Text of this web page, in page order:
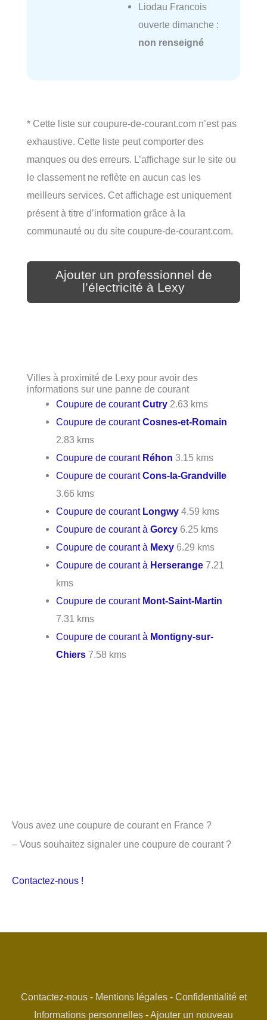
Liodau Francois
ouverte dimanche :
non renseigné
* Cette liste sur coupure-de-courant.com n’est pas
exhaustive. Cette liste peut comporter des
manques ou des erreurs. L’affichage sur le site ou
le classement ne reflète en aucun cas les
meilleurs services. Cet affichage est uniquement
présent à titre d’information grâce à la
communauté ou du site coupure-de-courant.com.
Ajouter un professionnel de
l’électricité à Lexy
Villes à proximité de Lexy pour avoir des
informations sur une panne de courant
Coupure de courantCutry 2.63 kms
Coupure de courantCosnes-et-Romain
2.83 kms
Coupure de courant Réhon 3.15 kms
Coupure de courantCons-la-Grandville
3.66 kms
Coupure de courant Longwy 4.59 kms
Coupure de courant àGorcy 6.25 kms
Coupure de courant à Mexy 6.29 kms
Coupure de courant à Herserange 7.21
kms
Coupure de courant Mont-Saint-Martin
7.31 kms
Coupure de courant à Montigny-sur-
Chiers 7.58 kms
Vous avez une coupure de courant en France ?
– Vous souhaitez signaler une coupure de courant ?
Contactez-nous !
Contactez-nous- Mentions légales- Confidentialité et
Informations personnelles - Ajouter un nouveau